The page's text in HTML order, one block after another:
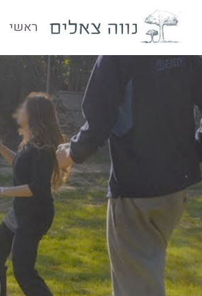
ראשי